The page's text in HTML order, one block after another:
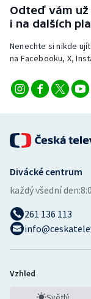
Odteď vám už
i na dalších
Nenechte si nikde
na Facebooku, X,
Divácké centrum
každý všední den:
261 136 113
Vzhled